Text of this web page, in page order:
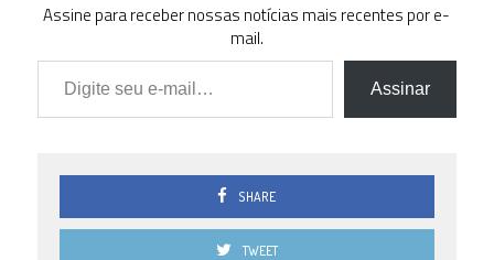
Assine para receber nossas notícias mais recentes por e-
mail.
Digite seu e-mail…
Assinar
SHARE
TWEET